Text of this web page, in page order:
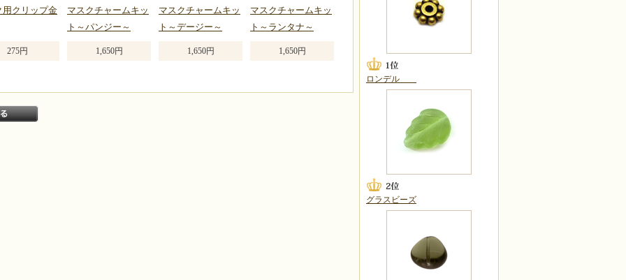
用クリップ金
275円
マスクチャームキッ
ト～パンジー～
1,650円
マスクチャームキッ
ト～デージー～
1,650円
マスクチャームキッ
ト～ランタナ～
1,650円
ロンデル
グラスビーズ